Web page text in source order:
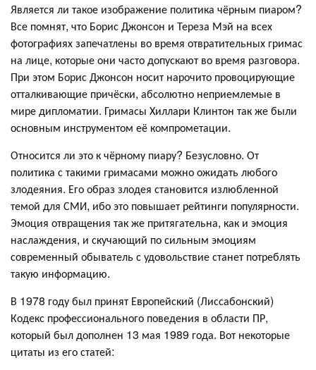
Является ли такое изображение политика чёрным пиаром?
Все помнят, что Борис Джонсон и Тереза Мэй на всех
фотографиях запечатлены во время отвратительных гримас
на лице, которые они часто допускают во время разговора.
При этом Борис Джонсон носит нарочито провоцирующие
отталкивающие причёски, абсолютно неприемлемые в
мире дипломатии. Гримасы Хиллари Клинтон так же были
основным инструментом её компрометации.
Относится ли это к чёрному пиару? Безусловно. От
политика с такими гримасами можно ожидать любого
злодеяния. Его образ злодея становится излюбленной
темой для СМИ, ибо это повышает рейтинги популярности.
Эмоция отвращения так же притягательна, как и эмоция
наслаждения, и скучающий по сильным эмоциям
современный обыватель с удовольствие станет потреблять
такую информацию.
В 1978 году был принят Европейский (Лиссабонский)
Кодекс профессионального поведения в области ПР,
который был дополнен 13 мая 1989 года. Вот некоторые
цитаты из его статей: